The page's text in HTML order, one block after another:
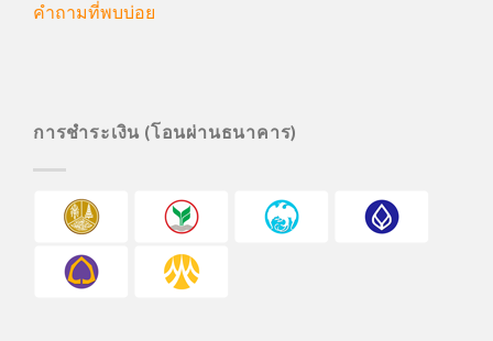
คำถามที่พบบ่อย
การชำระเงิน (โอนผ่านธนาคาร)